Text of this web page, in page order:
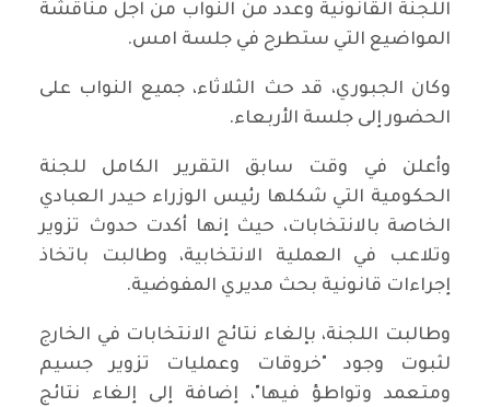
اللجنة القانونية وعدد من النواب من اجل مناقشة
المواضيع التي ستطرح في جلسة امس.
وكان الجبوري، قد حث الثلاثاء، جميع النواب على
الحضور إلى جلسة الأربعاء.
وأعلن في وقت سابق التقرير الكامل للجنة
الحكومية التي شكلها رئيس الوزراء حيدر العبادي
الخاصة بالانتخابات، حيث إنها أكدت حدوث تزوير
وتلاعب في العملية الانتخابية، وطالبت باتخاذ
إجراءات قانونية بحث مديري المفوضية.
وطالبت اللجنة، بإلغاء نتائج الانتخابات في الخارج
لثبوت وجود "خروقات وعمليات تزوير جسيم
ومتعمد وتواطؤ فيها"، إضافة إلى إلغاء نتائج